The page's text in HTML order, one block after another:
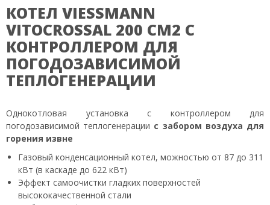
КОТЕЛ VIESSMANN
VITOCROSSAL 200 CM2 С
КОНТРОЛЛЕРОМ ДЛЯ
ПОГОДОЗАВИСИМОЙ
ТЕПЛОГЕНЕРАЦИИ
Однокотловая установка с контроллером для
погодозависимой теплогенерации с забором воздуха для
горения извне
Газовый конденсационный котел, можностью от 87 до 311
кВт (в каскаде до 622 кВт)
Эффект самоочистки гладких поверхностей
высококачественной стали